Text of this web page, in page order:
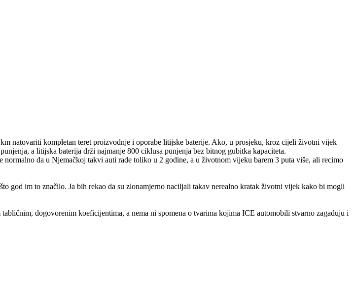
natovariti kompletan teret proizvodnje i oporabe litijske baterije. Ako, u prosjeku, kroz cijeli životni vijek
a litijska baterija drži najmanje 800 ciklusa punjenja bez bitnog gubitka kapaciteta.
da u Njemačkoj takvi auti rade toliko u 2 godine, a u životnom vijeku barem 3 puta više, ali recimo
god im to značilo. Ja bih rekao da su zlonamjerno naciljali takav nerealno kratak životni vijek kako bi mogli
dogovorenim koeficijentima, a nema ni spomena o tvarima kojima ICE automobili stvarno zagađuju i